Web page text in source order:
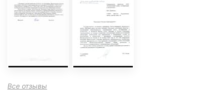
Все отзывы